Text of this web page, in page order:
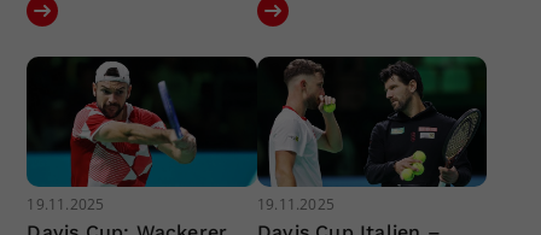
19.11.2025 19.11.2025